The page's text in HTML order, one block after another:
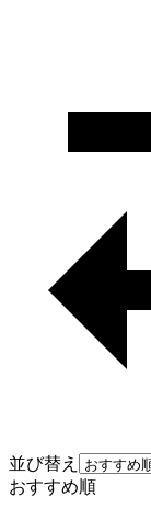
並び替え
おすすめ順